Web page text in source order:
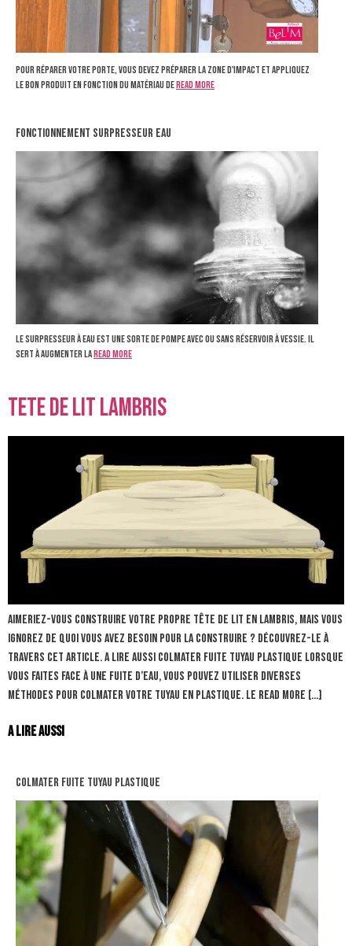
Pour réparer votre porte, vous devez préparer la zone d'impact et appliquez
le bon produit en fonction du matériau deRead more
fonctionnement surpresseur eau
Le surpresseur à eau est une sorte de pompe avec ou sans réservoir à vessie. Il
sert à augmenter laRead more
tete de lit lambris
Aimeriez-vous construire votre propre tête de lit en lambris, mais vous
ignorez de quoi vous avez besoin pour la construire ? Découvrez-le à
travers cet article. A lire aussi colmater fuite tuyau plastique Lorsque
vous faites face à une fuite d’eau, vous pouvez utiliser diverses
méthodes pour colmater votre tuyau en plastique. Le Read more […]
A lire aussi
colmater fuite tuyau plastique